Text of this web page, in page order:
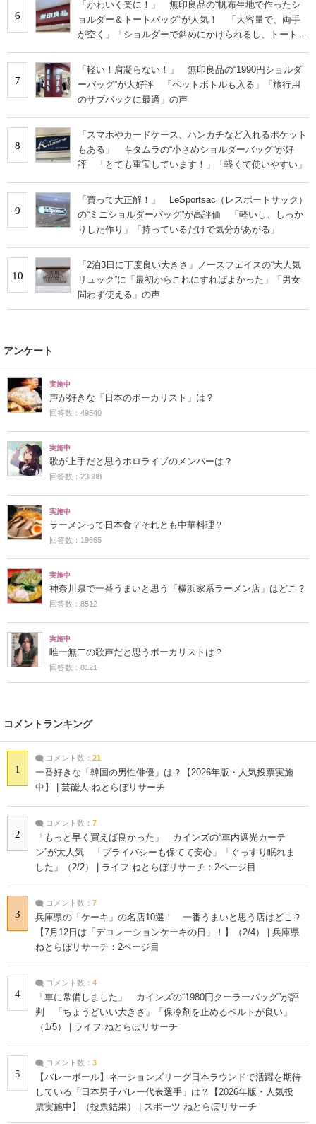
6
「かわいく楽に！」 無印良品の“帆布生地で作ったシ
ョルダー＆トートバッグ”が人気！ 「大容量で、両手
が空く」「ショルダーで斜めにかけられるし、トートで
7
「軽い！肩凝らない！」 無印良品の“1990円ショルダ
ーバッグ”が大好評 「ペットボトルも入る」「旅行用
のサブバックに最適」の声
8
「スマホやカードケース、ハンカチなど入れるポケット
もある」 キタムラの“小さめショルダーバッグ”が好
評 「とても重宝しています！」「軽くて使いやすい」
9
「買って大正解！」 LeSportsac（レスポートサック）
の“ミニショルダーバッグ”が高評価 「軽いし、しっか
りした作り」「持っているだけで気分があがる」
10
「2泊3日に丁度良い大きさ」ノースフェイスの“大人気
リュック”に「最初からこれにすればよかった」「男女
問わず使える」の声
アンケート
実施中
声が好きな「日本のボーカリスト」は？
回答数：49540
実施中
歌が上手だと思うホロライブのメンバーは？
回答数：23888
実施中
ラーメンって日本食？それとも中華料理？
回答数：19665
実施中
神奈川県で一番うまいと思う「横浜家系ラーメン店」はどこ？
回答数：8512
実施中
唯一無二の歌声だと思うボーカリストは？
回答数：8121
コメントランキング
1
コメント数： 21
一番好きな「韓国の男性俳優」は？【2026年版・人気投票実施
中】 | 芸能人 ねとらぼリサーチ
2
コメント数： 7
「もっと早く買えば良かった」 カインズの“車内遮光カーテ
ン”が大人気 「プライバシーも保てて安心」「ぐっすり眠れま
した」（2/2） | ライフ ねとらぼリサーチ：2ページ目
3
コメント数： 7
兵庫県の「ケーキ」の名店10選！ 一番うまいと思う店はどこ？
【7月12日は「デコレーションケーキの日」！】（2/4） | 兵庫県
ねとらぼリサーチ：2ページ目
4
コメント数： 4
「車に常備しました」 カインズの“1980円クーラーバッグ”が評
判 「ちょうどいい大きさ」「保冷剤を止めるベルトが良い」
（1/5） | ライフ ねとらぼリサーチ
5
コメント数： 3
【バレーボール】ネーションズリーグ日本ラウンドで活躍を期待
している「日本男子バレー代表選手」は？【2026年版・人気投
票実施中】（投票結果） | スポーツ ねとらぼリサーチ